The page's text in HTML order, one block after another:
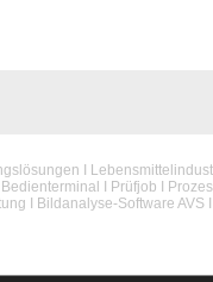
I
Bedienterminal
I Prüfjob I
I Bildanalyse-Software